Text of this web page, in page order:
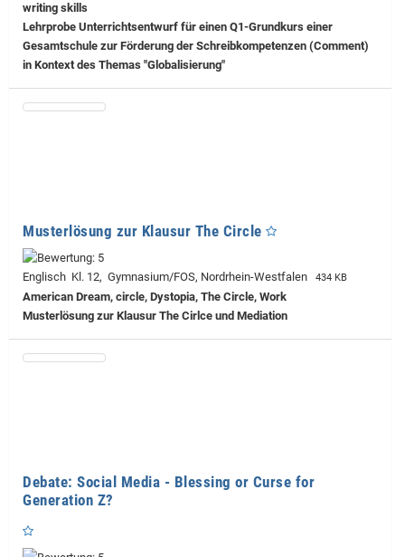
writing skills
Lehrprobe Unterrichtsentwurf für einen Q1-Grundkurs einer
Gesamtschule zur Förderung der Schreibkompetenzen (Comment)
in Kontext des Themas "Globalisierung"
Musterlösung zur Klausur The Circle
Englisch Kl. 12, Gymnasium/FOS, Nordrhein-Westfalen 434 KB
American Dream, circle, Dystopia, The Circle, Work
Musterlösung zur Klausur The Cirlce und Mediation
Debate: Social Media - Blessing or Curse for
Generation Z?